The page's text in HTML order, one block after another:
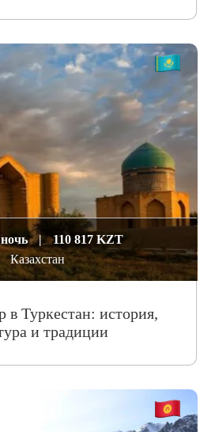
ночь |
110 817 KZT
Казахстан
в Туркестан: история,
и традиции